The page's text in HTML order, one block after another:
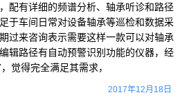
配有详细的频谱分析、轴承听诊和路径
于车间日常对设备轴承等巡检和数据采
过来咨询表示需要这样一款可以对轴承
辑路径有自动预警识别功能的仪器，经
觉得完全满足其需求，
2017年12月18日